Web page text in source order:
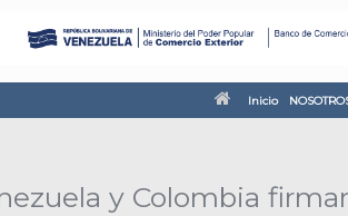
Inicio
y Colombia